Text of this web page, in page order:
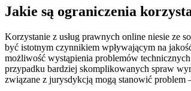
Jakie są ograniczenia
Korzystanie z usług prawnych online niesie ze
być istotnym czynnikiem wpływającym na
możliwość wystąpienia problemów
przypadku bardziej skomplikowanych spraw
związane z jurysdykcją mogą stanowić